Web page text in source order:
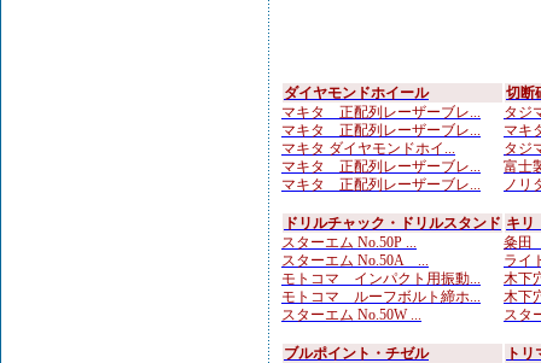
ダイヤモンドホイール
マキタ 正配列レーザーブレ...
マキタ 正配列レーザーブレ...
マキタ ダイヤモンドホイ...
マキタ 正配列レーザーブレ...
マキタ 正配列レーザーブレ...
切断
タジ
マキ
タジ
富士
ノリ
ドリルチャック・ドリルスタンド
スターエム No.50P ...
スターエム No.50A ...
モトコマ インパクト用振動...
モトコマ ルーフボルト締ホ...
スターエム No.50W ...
キリ
粂田
ライ
木下
木下
スタ
ブルポイント・チゼル
ト